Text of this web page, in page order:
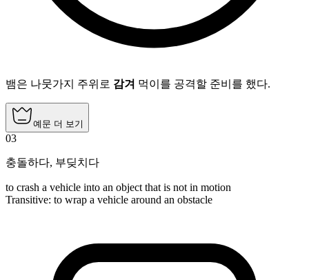
뱀은 나뭇가지 주위로 감겨 먹이를 공격할 준비를 했다.
예문 더 보기
03
충돌하다, 부딪치다
to crash a vehicle into an object that is not in motion
Transitive: to wrap a vehicle around an obstacle